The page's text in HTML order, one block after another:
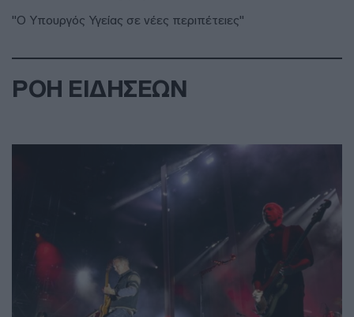
"Ο Υπουργός Υγείας σε νέες περιπέτειες"
ΡΟΗ ΕΙΔΗΣΕΩΝ